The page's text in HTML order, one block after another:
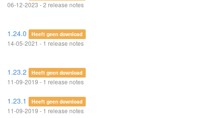
06-12-2023 - 2 release notes
1.24.0 Heeft geen download
14-05-2021 - 1 release notes
1.23.2 Heeft geen download
11-09-2019 - 1 release notes
1.23.1 Heeft geen download
11-09-2019 - 1 release notes